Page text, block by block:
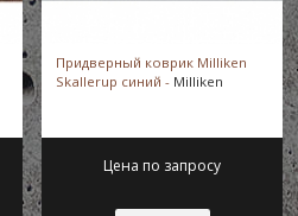
Придверный коврик Milliken
Skallerup синий - Milliken
Цена по запросу